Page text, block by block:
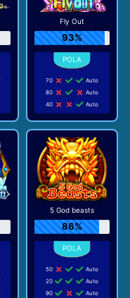
Fly Out
93%
70
Auto
80
Auto
40
Auto
5 God beasts
86%
50
Auto
20
Auto
90
Auto